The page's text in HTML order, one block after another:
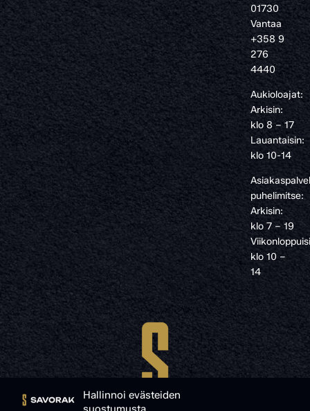
Hallinnoi evästeiden
01730
Vantaa
+358 9
276
4440
Aukioloajat:
Arkisin:
klo 8 – 17
Lauantaisin:
klo 10-14
puhelimitse:
Arkisin:
klo 7 – 19
klo 10 –
14